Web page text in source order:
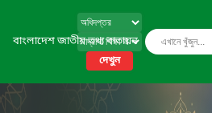
বাংলাদেশ জাতীয় তথ্য বাতায়ন
দেখুন